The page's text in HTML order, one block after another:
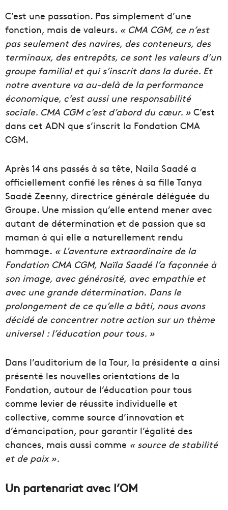
C’est une passation. Pas simplement d’une
fonction, mais de valeurs. « CMA CGM, ce n’est
pas seulement des navires, des conteneurs, des
terminaux, des entrepôts, ce sont les valeurs d’un
groupe familial et qui s’inscrit dans la durée. Et
notre aventure va au-delà de la performance
économique, c’est aussi une responsabilité
sociale. CMA CGM c’est d’abord du cœur. » C’est
dans cet ADN que s’inscrit la Fondation CMA
CGM.
Après 14 ans passés à sa tête, Naila Saadé a
officiellement confié les rênes à sa fille Tanya
Saadé Zeenny, directrice générale déléguée du
Groupe. Une mission qu’elle entend mener avec
autant de détermination et de passion que sa
maman à qui elle a naturellement rendu
hommage. « L’aventure extraordinaire de la
Fondation CMA CGM, Naïla Saadé l’a façonnée à
son image, avec générosité, avec empathie et
avec une grande détermination. Dans le
prolongement de ce qu’elle a bâti, nous avons
décidé de concentrer notre action sur un thème
universel : l’éducation pour tous. »
Dans l’auditorium de la Tour, la présidente a ainsi
présenté les nouvelles orientations de la
Fondation, autour de l’éducation pour tous
comme levier de réussite individuelle et
collective, comme source d’innovation et
d’émancipation, pour garantir l’égalité des
chances, mais aussi comme « source de stabilité
et de paix ».
Un partenariat avec l’OM